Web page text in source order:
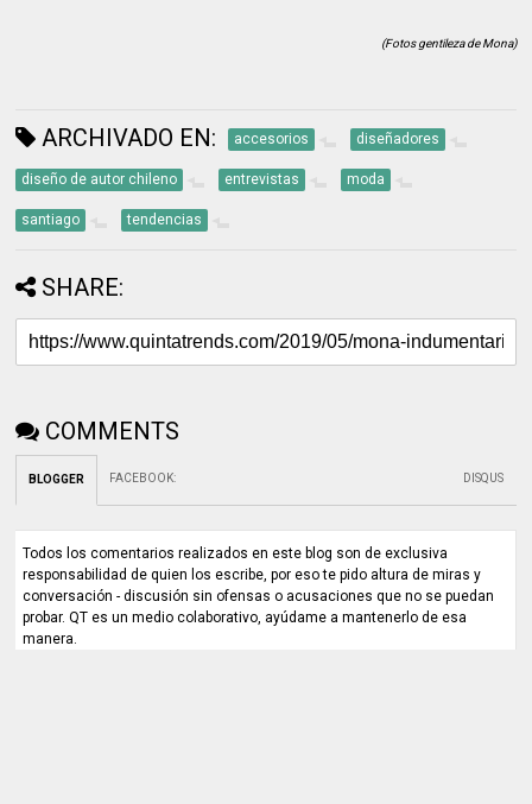
(Fotos gentileza de Mona)
ARCHIVADO EN: accesorios diseñadores
diseño de autor chileno entrevistas moda
santiago tendencias
SHARE:
COMMENTS
BLOGGER FACEBOOK: DISQUS
Todos los comentarios realizados en este blog son de exclusiva
responsabilidad de quien los escribe, por eso te pido altura de miras y
conversación - discusión sin ofensas o acusaciones que no se puedan
probar. QT es un medio colaborativo, ayúdame a mantenerlo de esa
manera.